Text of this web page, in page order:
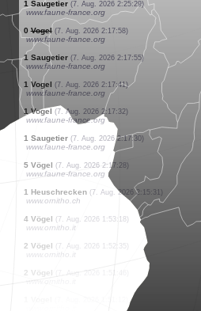
10 Vögel (7. Aug. 2026 2:46:17)
www.ornitho.it
2 Vögel (7. Aug. 2026 2:45:41)
www.ornitho.it
1 Vogel (7. Aug. 2026 2:45:26)
www.ornitho.it
1 Heuschrecken (7. Aug. 2026 2:40:03)
www.faune-france.org
1 Vogel (7. Aug. 2026 2:37:54)
www.faune-france.org
3 Vögel (7. Aug. 2026 2:31:28)
www.ornitho.de
1 Vogel (7. Aug. 2026 2:25:55)
www.faune-france.org
1 Reptilie (7. Aug. 2026 2:25:40)
www.faune-france.org
1 Saugetier (7. Aug. 2026 2:25:29)
www.faune-france.org
0 Vogel (7. Aug. 2026 2:17:58)
www.faune-france.org
1 Saugetier (7. Aug. 2026 2:17:55)
www.faune-france.org